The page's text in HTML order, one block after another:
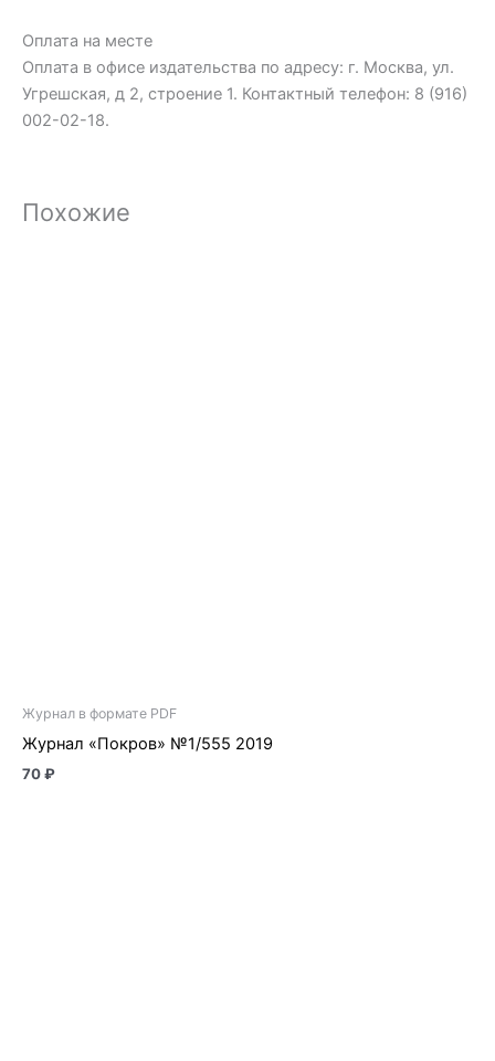
Оплата на месте
Оплата в офисе издательства по адресу: г. Москва, ул.
Угрешская, д 2, строение 1. Контактный телефон: 8 (916)
002-02-18.
Похожие
Журнал в формате PDF
Журнал «Покров» №1/555 2019
70₽